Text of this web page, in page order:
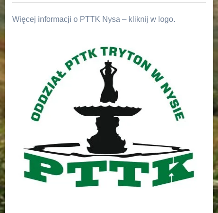
Więcej informacji o PTTK Nysa – kliknij w logo.